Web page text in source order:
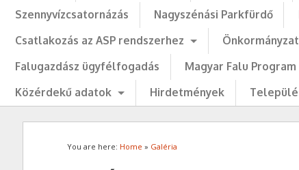
Szennyvízcsatornázás
Nagyszénási Parkfürdő
Csatlakozás az ASP rendszerhez
Falugazdász ügyfélfogadás
Magyar Falu Program
Közérdekű adatok
Hirdetmények
You are here: Home » Galéria